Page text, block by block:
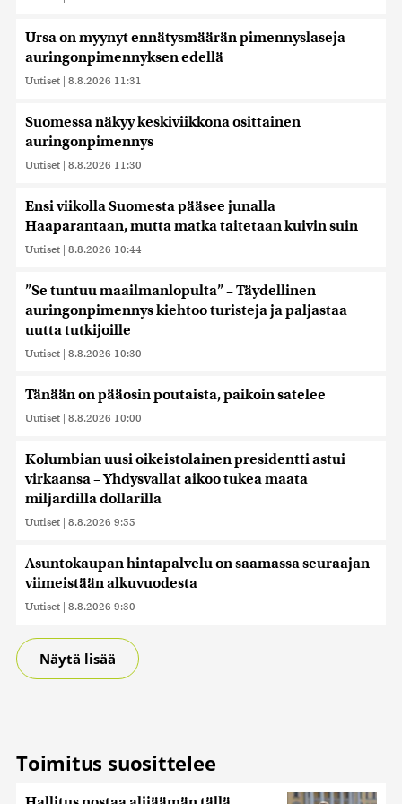
Ursa on myynyt ennätysmäärän pimennyslaseja
auringonpimennyksen edellä
Uutiset | 8.8.2026 11:31
Suomessa näkyy keskiviikkona osittainen
auringonpimennys
Uutiset | 8.8.2026 11:30
Ensi viikolla Suomesta pääsee junalla
Haaparantaan, mutta matka taitetaan kuivin suin
Uutiset | 8.8.2026 10:44
”Se tuntuu maailmanlopulta” – Täydellinen
auringonpimennys kiehtoo turisteja ja paljastaa
uutta tutkijoille
Uutiset | 8.8.2026 10:30
Tänään on pääosin poutaista, paikoin satelee
Uutiset | 8.8.2026 10:00
Kolumbian uusi oikeistolainen presidentti astui
virkaansa – Yhdysvallat aikoo tukea maata
miljardilla dollarilla
Uutiset | 8.8.2026 9:55
Asuntokaupan hintapalvelu on saamassa seuraajan
viimeistään alkuvuodesta
Uutiset | 8.8.2026 9:30
Näytä lisää
Toimitus suosittelee